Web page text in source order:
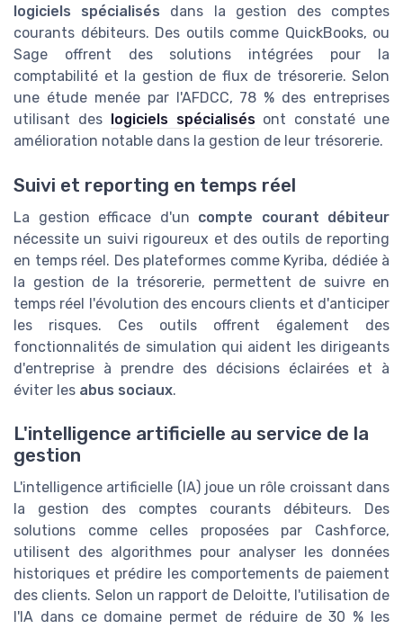
logiciels spécialisés dans la gestion des comptes
courants débiteurs. Des outils comme QuickBooks, ou
Sage offrent des solutions intégrées pour la
comptabilité et la gestion de flux de trésorerie. Selon
une étude menée par l'AFDCC, 78 % des entreprises
utilisant des
logiciels spécialisésont constaté une
amélioration notable dans la gestion de leur trésorerie.
Suivi et reporting en temps réel
La gestion efficace d'un compte courant débiteur
nécessite un suivi rigoureux et des outils de reporting
en temps réel. Des plateformes comme Kyriba, dédiée à
la gestion de la trésorerie, permettent de suivre en
temps réel l'évolution des encours clients et d'anticiper
les risques. Ces outils offrent également des
fonctionnalités de simulation qui aident les dirigeants
d'entreprise à prendre des décisions éclairées et à
éviter les abus sociaux.
L'intelligence artificielle au service de la
gestion
L'intelligence artificielle (IA) joue un rôle croissant dans
la gestion des comptes courants débiteurs. Des
solutions comme celles proposées par Cashforce,
utilisent des algorithmes pour analyser les données
historiques et prédire les comportements de paiement
des clients. Selon un rapport de Deloitte, l'utilisation de
l'IA dans ce domaine permet de réduire de 30 % les